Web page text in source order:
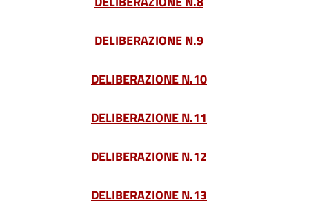
DELIBERAZIONE N.9
DELIBERAZIONE N.10
DELIBERAZIONE N.11
DELIBERAZIONE N.12
DELIBERAZIONE N.13